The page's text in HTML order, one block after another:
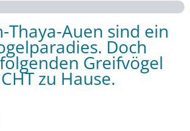
Thaya-Auen sind ein
Doch
Greifvögel
zu Hause.